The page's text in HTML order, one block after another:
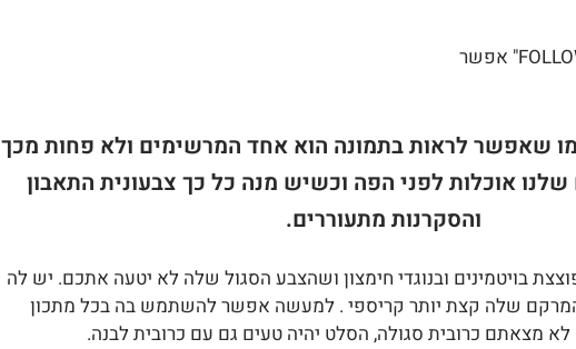
ואחרי שעשיתם לי "עקוב" או "FOLLOW" אפשר
שאפשר לראות בתמונה הוא אחד המרשימים ולא פחות מכך
שלנו אוכלות לפני הפה וכשיש מנה כל כך צבעונית התאבון
והסקרנות מתעוררים.
בויטמינים ובנוגדי חימצון ושהצבע הסגול שלה לא יטעה אתכם. יש לה
שלה קצת יותר קריספי . למעשה אפשר להשתמש בה בכל מתכון
לא מצאתם כרובית סגולה, הסלט יהיה טעים גם עם כרובית לבנה.